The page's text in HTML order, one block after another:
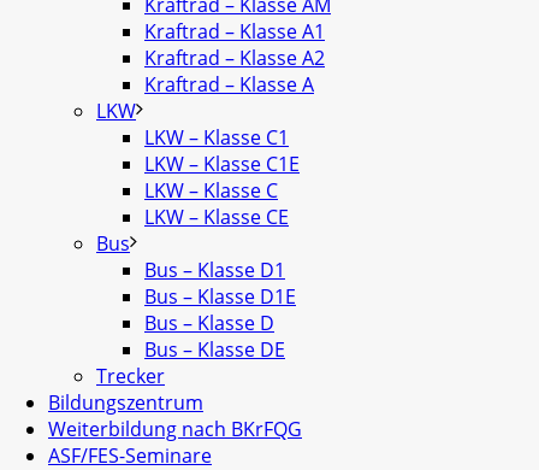
Kraftrad – Klasse A1
Kraftrad – Klasse A2
Kraftrad – Klasse A
LKW
LKW – Klasse C1
LKW – Klasse C1E
LKW – Klasse C
LKW – Klasse CE
Bus
Bus – Klasse D1
Bus – Klasse D1E
Bus – Klasse D
Bus – Klasse DE
Trecker
Bildungszentrum
Weiterbildung nach BKrFQG
ASF/FES-Seminare